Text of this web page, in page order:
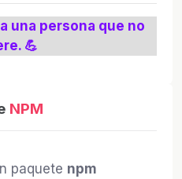
una persona que no
💪
NPM
paquete npm